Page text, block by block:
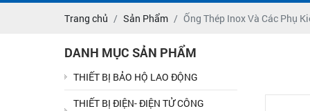
Trang chủ Sản Phẩm Ống Thép Inox Và Các Phụ
DANH MỤC SẢN PHẨM
THIẾT BỊ BẢO HỘ LAO ĐỘNG
THIẾT BỊ ĐIỆN- ĐIỆN TỬ CÔNG